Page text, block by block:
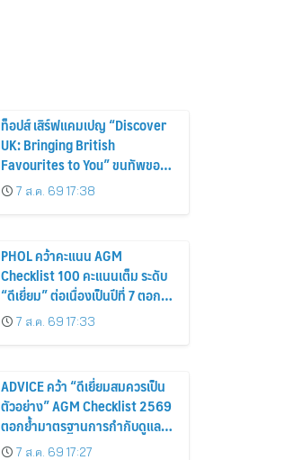
ท็อปส์ เสิร์ฟแคมเปญ “Discover
UK: Bringing British
Favourites to You” ขนทัพของ
อร่อยและไอเท็มฮิตจากสหราช
อาณาจักร ส่งตรงถึงมือตั้งแต่วัน
7 ส.ค. 69 17:38
PHOL คว้าคะแนน AGM
Checklist 100 คะแนนเต็ม ระดับ
“ดีเยี่ยม” ต่อเนื่องเป็นปีที่ 7 ตอกย้ำ
การดำเนินธุรกิจตามหลักธรรมาภิ
บาล โปร่งใส สร้างความเชื่อมั่นผู้
7 ส.ค. 69 17:33
ADVICE คว้า “ดีเยี่ยมสมควรเป็น
ตัวอย่าง” AGM Checklist 2569
ตอกย้ำมาตรฐานการกำกับดูแล
กิจการที่ดี
7 ส.ค. 69 17:27